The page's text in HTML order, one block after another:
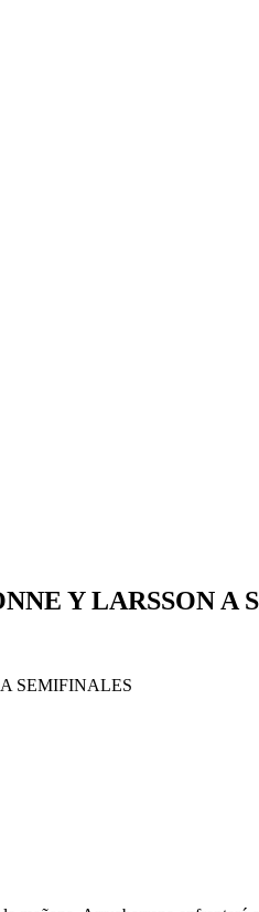
Y LARSSON A